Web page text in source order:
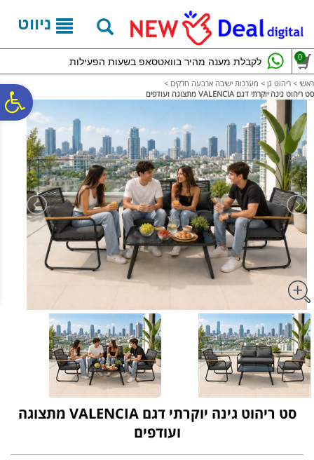
נגישות
אתר
המרכזי
ניווט
לקבלת מענה מהיר בוואטסאפ בשעות הפעילות 0
ראשי > ריהוט גן > מערכות ישיבה ארבעה חלקים >
סט ריהוט גינה יוקרתי דגם VALENCIA מתצוגה ועודפים
סט ריהוט גינה יוקרתי דגם VALENCIA מתצוגה
ועודפים